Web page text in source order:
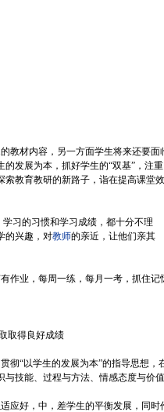
教材内容，另一方面学生将来还要面
发展为本，抓好学生的“双基”，注重
索教育教研的新路子，诣在提高课堂效
习的习惯和学习成绩，都十分不理
的兴趣，对教师的亲近，让他们亲其
作业，每周一练，每月一考，抓住记
取得良好成绩
彻“以学生的发展为本”的指导思想，
技能、过程与方法、情感态度与价值
应好，中，差学生的平衡发展，同时